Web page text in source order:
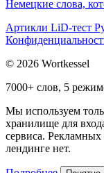
Немецкие слова,
Артикли LiD-тест
© 2026 Wortkessel
7000+ слов, 5
Мы используем
хранилище для
сервиса. Рекламных
лендинге нет.